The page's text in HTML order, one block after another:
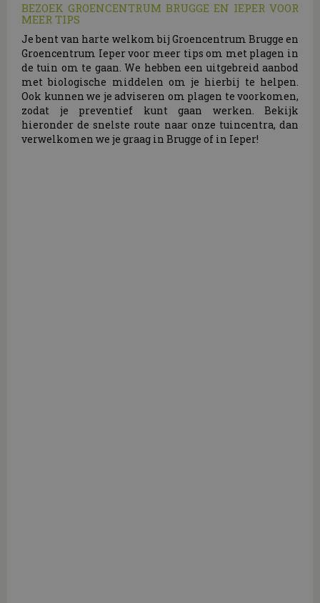
BEZOEK GROENCENTRUM BRUGGE EN IEPER VOOR
MEER TIPS
Je bent van harte welkom bij Groencentrum Brugge en
Groencentrum Ieper voor meer tips om met plagen in
de tuin om te gaan. We hebben een uitgebreid aanbod
met biologische middelen om je hierbij te helpen.
Ook kunnen we je adviseren om plagen te voorkomen,
zodat je preventief kunt gaan werken. Bekijk
hieronder de snelste route naar onze tuincentra, dan
verwelkomen we je graag in Brugge of in Ieper!